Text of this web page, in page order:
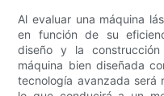
Al evaluar una máquina
en función de su
diseño y la
máquina bien diseñada
tecnología avanzada será